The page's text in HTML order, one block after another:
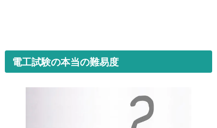
電工試験の本当の難易度